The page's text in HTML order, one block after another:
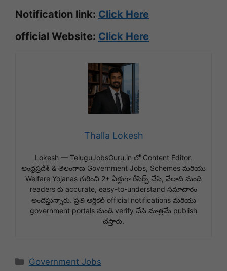
Notification link: Click Here
official Website: Click Here
Thalla Lokesh
Lokesh — TeluguJobsGuru.in లో Content Editor.
ఆంధ్రప్రదేశ్ & తెలంగాణ Government Jobs, Schemes మరియు
Welfare Yojanas గురించి 2+ ఏళ్లుగా రీసెర్చ్ చేసి, వేలాది మంది
readers కు accurate, easy-to-understand సమాచారం
అందిస్తున్నారు. ప్రతి ఆర్టికల్ official notifications మరియు
government portals నుండి verify చేసి మాత్రమే publish
చేస్తారు.
Categories
Government Jobs